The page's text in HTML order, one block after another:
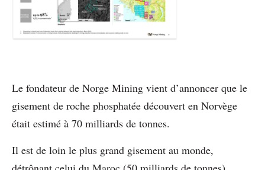
Le fondateur de Norge Mining vient d’annoncer que le
gisement de roche phosphatée découvert en Norvège
était estimé à 70 milliards de tonnes.
Il est de loin le plus grand gisement au monde,